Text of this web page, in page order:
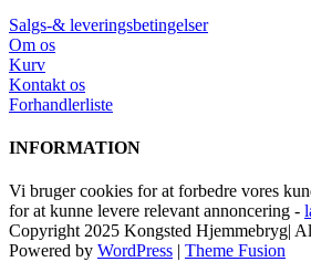
Salgs-& leveringsbetingelser
Om os
Kurv
Kontakt os
Forhandlerliste
INFORMATION
Vi bruger cookies for at forbedre vores
for at kunne levere relevant annoncering -
Copyright 2025 Kongsted Hjemmebryg|
Powered by WordPress | Theme Fusion